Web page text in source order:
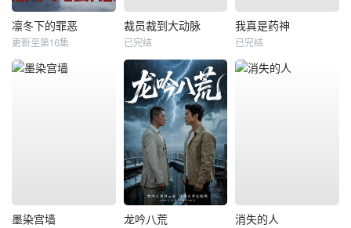
凛冬下的罪恶
更新至第16集
裁员裁到大动脉
已完结
我真是药神
已完结
墨染宫墙 龙吟八荒 消失的人